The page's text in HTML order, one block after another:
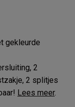
gekleurde
2
2 splitjes
Lees meer.